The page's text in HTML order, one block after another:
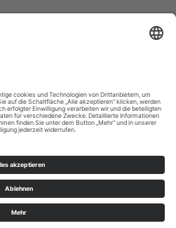
Dieplohstraße 1 59581 Warstein
Warstein e.V.
Einstellungen